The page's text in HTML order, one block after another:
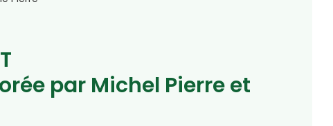
par Michel Pierre et